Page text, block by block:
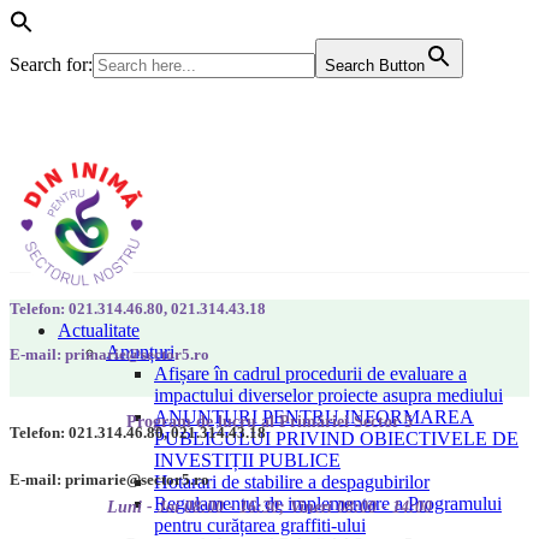
Search for: Search Button
Actualitate
Anunțuri
Afișare în cadrul procedurii de evaluare a
impactului diverselor proiecte asupra mediului
ANUNȚURI PENTRU INFORMAREA
PUBLICULUI PRIVIND OBIECTIVELE DE
INVESTIȚII PUBLICE
Hotarari de stabilire a despagubirilor
Regulamentul de implementare a Programului
pentru curățarea graffiti-ului
Telefon: 021.314.46.80, 021.314.43.18
E-mail: primarie@sector5.ro
Program de lucru al Primăriei Sector 5
Luni - Joi 08:00 - 16:30; Vineri 08:00 - 14:00
Telefon: 021.314.46.80, 021.314.43.18
E-mail: primarie@sector5.ro